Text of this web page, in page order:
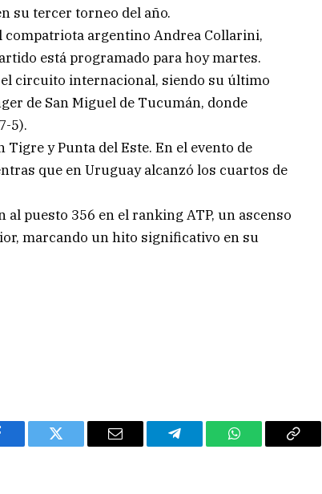
su tercer torneo del año.
argentino Andrea Collarini,
está programado para hoy martes.
circuito internacional, siendo su último
de San Miguel de Tucumán, donde
5).
y Punta del Este. En el evento de
que en Uruguay alcanzó los cuartos de
puesto 356 en el ranking ATP, un ascenso
marcando un hito significativo en su
Twitter Email Telegram WhatsAppCopy